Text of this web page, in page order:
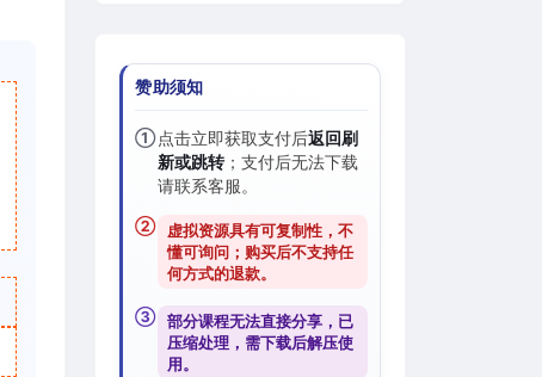
赞助须知
①点击立即获取支付后返回刷
新或跳转；支付后无法下载
请联系客服。
②
虚拟资源具有可复制性，不
懂可询问；购买后不支持任
何方式的退款。
③ 部分课程无法直接分享，已
压缩处理，需下载后解压使
用。